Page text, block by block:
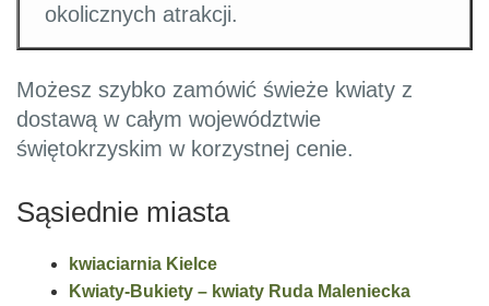
okolicznych atrakcji.
Możesz szybko zamówić świeże kwiaty z
dostawą w całym województwie
świętokrzyskim w korzystnej cenie.
Sąsiednie miasta
kwiaciarnia Kielce
Kwiaty-Bukiety – kwiaty Ruda Maleniecka